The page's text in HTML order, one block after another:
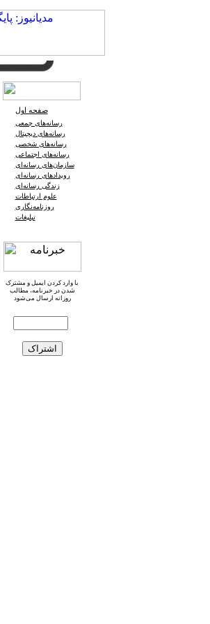
صفحه اول
رسانه‌های جمعی
رسانه‌های دیجیتال
رسانه‌های شخصی
رسانه‌های اجتماعی
سازمان‌های رسانه‌ای
رویدادهای رسانه‌ای
زندگی رسانه‌ای
علوم ارتباطات
روزنامه‌نگاری
تبلیغات
با وارد کردن ایمیل و مشترک
شدن در خبرنامه، مطالب
روزانه ارسال می‌شود